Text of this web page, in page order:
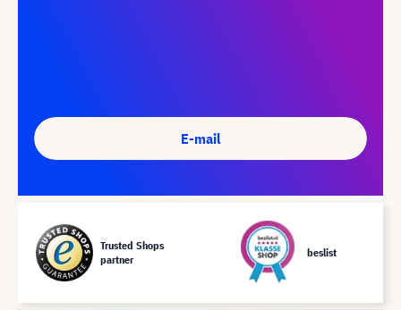
E-mail
Trusted Shops
partner
beslist